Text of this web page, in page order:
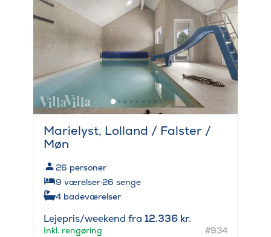
Marielyst, Lolland / Falster /
Møn
26 personer
9 værelser·26 senge
4 badeværelser
Lejepris/weekend fra 12.336 kr.
Inkl. rengøring #934